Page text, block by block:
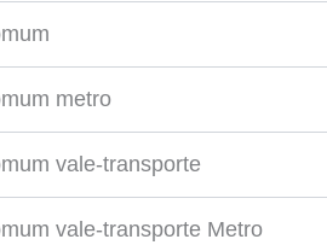
metro
vale-transporte
vale-transporte Metro